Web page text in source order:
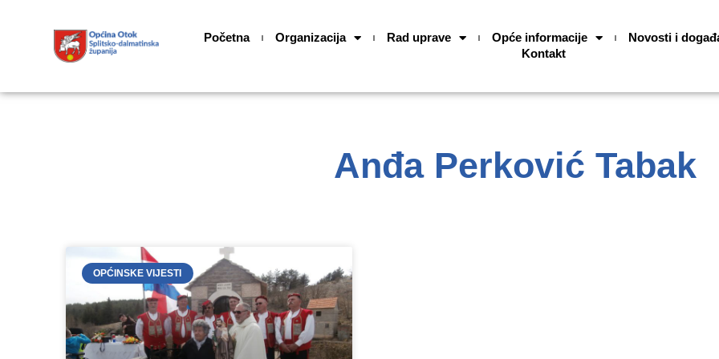
Početna Organizacija Rad uprave Opće informacije Novosti i
Kontakt
Anđa Perković Tabak
OPĆINSKE VIJESTI